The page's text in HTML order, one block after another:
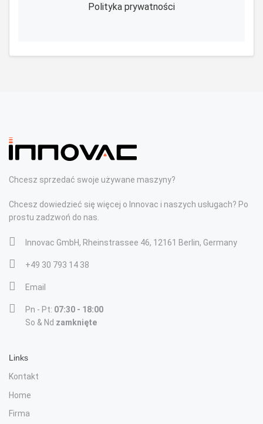
Polityka prywatności
Chcesz sprzedać swoje używane maszyny?
Chcesz dowiedzieć się więcej o Innovac i naszych usługach? Po
prostu zadzwoń do nas.
Innovac GmbH, Rheinstrassee 46, 12161 Berlin, Germany
+49 30 793 14 38
Email
Pn - Pt: 07:30 - 18:00
So & Nd zamknięte
Links
Kontakt
Home
Firma